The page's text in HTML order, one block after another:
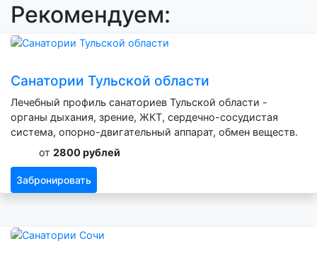
Рекомендуем:
Санатории Тульской области
Лечебный профиль санаториев Тульской области -
органы дыхания, зрение, ЖКТ, сердечно-сосудистая
система, опорно-двигательный аппарат, обмен веществ.
от 2800 рублей
Забронировать